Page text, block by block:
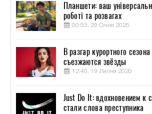
Планшети: ваш
роботі та розвагах
00:53, 29 Січня 2025
В разгар курортного
съезжаются звёзды
12:40, 19 Липня 2020
Just Do It: вдохновением к
стали слова преступника